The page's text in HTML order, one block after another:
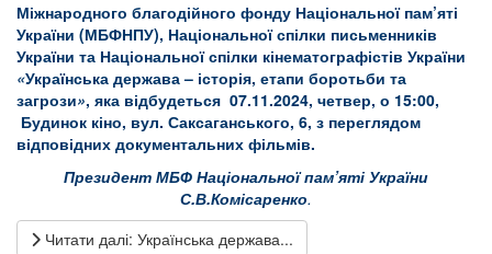
Міжнародного благодійного фонду Національної пам’яті
України (МБФНПУ), Національної спілки письменників
України та Національної спілки кінематографістів України
«Українська держава – історія, етапи боротьби та
загрози», яка відбудеться 07.11.2024, четвер, о 15:00,
Будинок кіно, вул. Саксаганського, 6, з переглядом
відповідних документальних фільмів.
Президент МБФ Національної пам’яті України
С.В.Комісаренко.
Читати далі: Українська держава...